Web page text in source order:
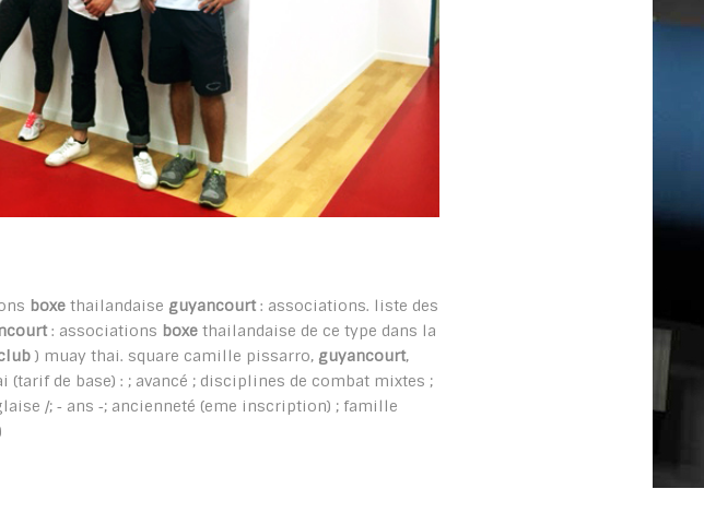
boxe thailandaise guyancourt: associations. liste des
: associations boxe thailandaise de ce type dans la
) muay thai. square camille pissarro, guyancourt,
de base) : ; avancé ; disciplines de combat mixtes ;
/; ‐ ans ‐; ancienneté (eme inscription) ; famille